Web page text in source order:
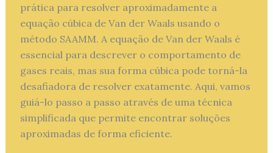
prática para resolver aproximadamente a
equação cúbica de Van der Waals usando o
método SAAMM. A equação de Van der Waals é
essencial para descrever o comportamento de
gases reais, mas sua forma cúbica pode torná-la
desafiadora de resolver exatamente. Aqui, vamos
guiá-lo passo a passo através de uma técnica
simplificada que permite encontrar soluções
aproximadas de forma eficiente.